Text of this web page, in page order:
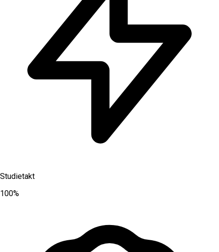
Studietakt
100%